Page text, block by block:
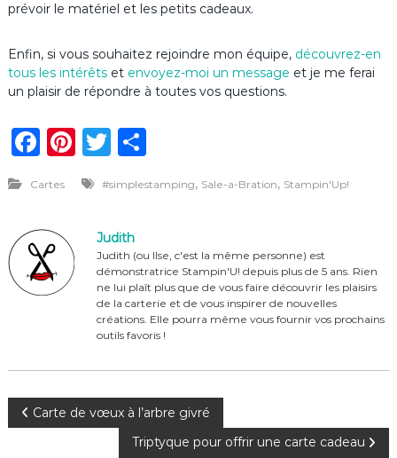
prévoir le matériel et les petits cadeaux.
Enfin, si vous souhaitez rejoindre mon équipe, découvrez-en
tous les intérêtset envoyez-moi un message et je me ferai
un plaisir de répondre à toutes vos questions.
F
c
e
b
o
Pi
n
te
re
st
T
it
te
r
P
ta
er
Cartes #simplestamping, Sale-a-Bration, Stampin'Up!
Judith
Judith (ou Ilse, c'est la même personne) est
démonstratrice Stampin'U! depuis plus de 5 ans. Rien
ne lui plaît plus que de vous faire découvrir les plaisirs
de la carterie et de vous inspirer de nouvelles
créations. Elle pourra même vous fournir vos prochains
outils favoris !
N Carte de vœux à l’arbre givré
Triptyque pour offrir une carte cadeau